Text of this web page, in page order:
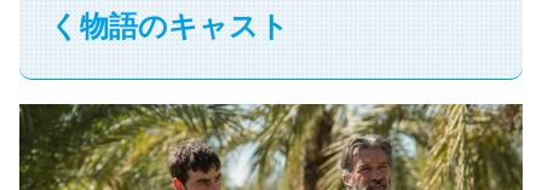
く物語のキャスト